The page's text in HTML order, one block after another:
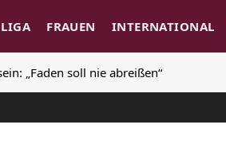
FRAUEN INTERNATIONAL
„Faden soll nie abreißen“